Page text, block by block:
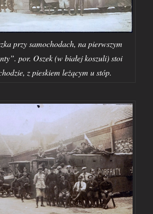
przy samochodach, na pierwszym
por. Oszek (w białej koszuli) stoi
z pieskiem leżącym u stóp.